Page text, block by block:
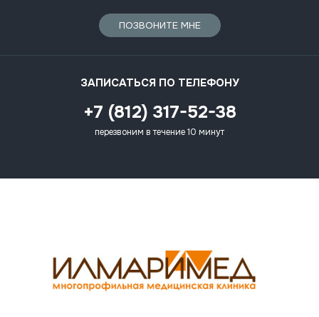
ПОЗВОНИТЕ МНЕ
ЗАПИСАТЬСЯ ПО ТЕЛЕФОНУ
+7 (812) 317-52-38
перезвоним в течение 10 минут